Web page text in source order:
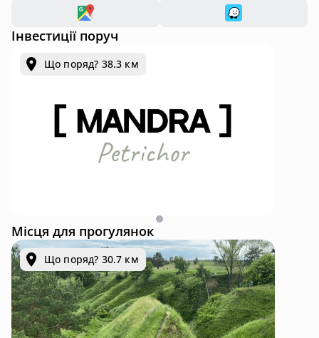
Інвестиції поруч
Що поряд? 38.3 км
Місця для прогулянок
Що поряд? 30.7 км